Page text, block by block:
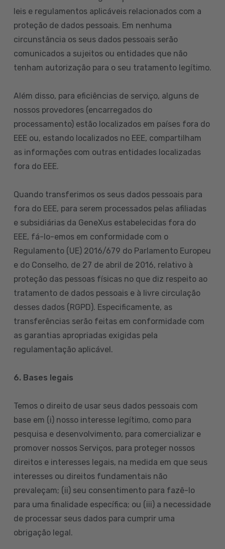
leis e regulamentos aplicáveis relacionados com a
proteção de dados pessoais. Em nenhuma
circunstância os seus dados pessoais serão
comunicados a sujeitos ou entidades que não
tenham autorização para o seu tratamento legítimo.
Além disso, para eficiências de serviço, alguns de
nossos provedores (encarregados do
processamento) estão localizados em países fora do
EEE ou, estando localizados no EEE, compartilham
as informações com outras entidades localizadas
fora do EEE.
Quando transferimos os seus dados pessoais para
fora do EEE, para serem processados pelas afiliadas
e subsidiárias da GeneXus estabelecidas fora do
EEE, fá-lo-emos em conformidade com o
Regulamento (UE) 2016/679 do Parlamento Europeu
e do Conselho, de 27 de abril de 2016, relativo à
proteção das pessoas físicas no que diz respeito ao
tratamento de dados pessoais e à livre circulação
desses dados (RGPD). Especificamente, as
transferências serão feitas em conformidade com
as garantias apropriadas exigidas pela
regulamentação aplicável.
6. Bases legais
Temos o direito de usar seus dados pessoais com
base em (i) nosso interesse legítimo, como para
pesquisa e desenvolvimento, para comercializar e
promover nossos Serviços, para proteger nossos
direitos e interesses legais, na medida em que seus
interesses ou direitos fundamentais não
prevaleçam; (ii) seu consentimento para fazê-lo
para uma finalidade específica; ou (iii) a necessidade
de processar seus dados para cumprir uma
obrigação legal.